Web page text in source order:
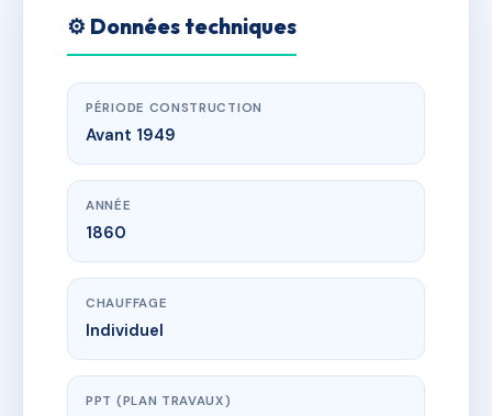
⚙️ Données techniques
PÉRIODE CONSTRUCTION
Avant 1949
ANNÉE
1860
CHAUFFAGE
Individuel
PPT (PLAN TRAVAUX)